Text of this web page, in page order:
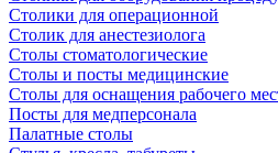
Столики для операционной
Столик для анестезиолога
Столы стоматологические
Столы и посты медицинские
Столы для оснащения рабочего
Посты для медперсонала
Палатные столы